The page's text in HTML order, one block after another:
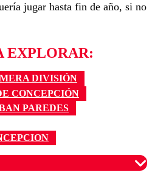
jugar hasta fin de año, si no
EXPLORAR:
DIVISIÓN
CONCEPCIÓN
PAREDES